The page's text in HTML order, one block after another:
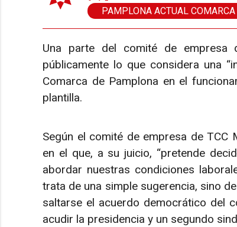
PAMPLONA ACTUAL COMARCA
Una parte del comité de empresa
públicamente lo que considera una
Comarca de Pamplona en el
plantilla.
Según el comité de empresa de TCC
en el que, a su juicio, “pretende
abordar nuestras condiciones
trata de una simple sugerencia, sino
saltarse el acuerdo democrático del
acudir la presidencia y un segundo